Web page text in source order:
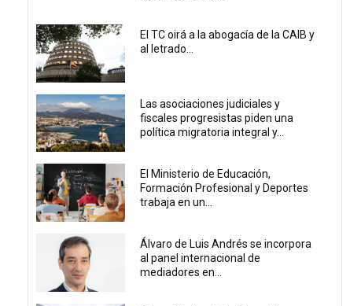
El TC oirá a la abogacía de la CAIB y
al letrado...
Las asociaciones judiciales y
fiscales progresistas piden una
política migratoria integral y...
El Ministerio de Educación,
Formación Profesional y Deportes
trabaja en un...
Álvaro de Luis Andrés se incorpora
al panel internacional de
mediadores en...